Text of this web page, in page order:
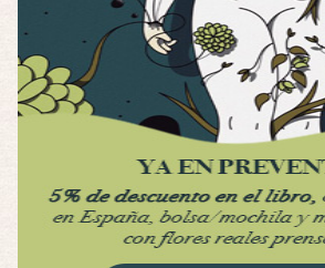
Se llama la posesión en castellano, está …
Obsession
Por: Mariano
Por: Chica Stark